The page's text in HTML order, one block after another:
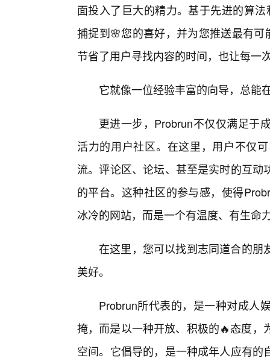
面投入了巨大的精力。基于先进的算
捕捉到🌸您的喜好，并为您推送最有
节省了用户寻找内容的时间，也让每一
它就像一位经验丰富的向导，总能
更进一步，Probrun不仅仅满足于
活力的用户社区。在这里，用户不仅
流。评论区、论坛、甚至是实时的互
的平台。这种社区的参与感，使得
冰冷的网站，而是一个有温度、有生命
在这里，您可以找到志同道合的朋
美好。
Probrun所代表的，是一种对成人
掩，而是以一种开放、积极的🔥态度
空间。它倡导的，是一种成年人应有